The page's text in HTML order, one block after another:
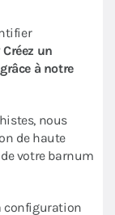
Créez un
à notre
nous
de haute
votre barnum
configuration